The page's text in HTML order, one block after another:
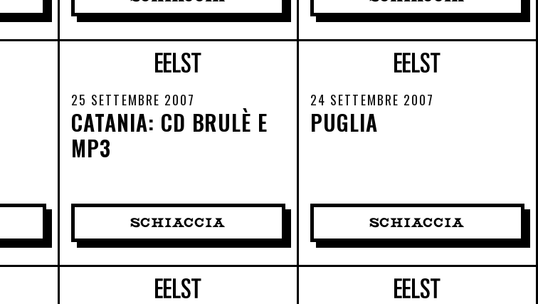
25 SETTEMBRE 2007
CATANIA: CD BRULÈ E
MP3
SCHIACCIA
24 SETTEMBRE 2007
PUGLIA
SCHIACCIA